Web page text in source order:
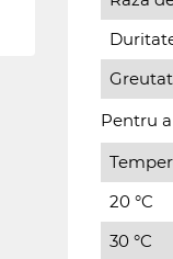
Pentru
20 °C
30 °C